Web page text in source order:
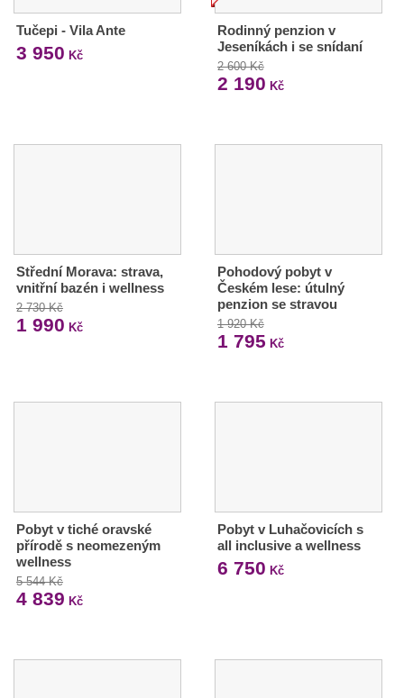
Tučepi - Vila Ante
3 950 Kč
Rodinný penzion v
Jeseníkách i se snídaní
2 600 Kč
2 190 Kč
Střední Morava: strava,
vnitřní bazén i wellness
2 730 Kč
1 990 Kč
Pohodový pobyt v
Českém lese: útulný
penzion se stravou
1 920 Kč
1 795 Kč
Pobyt v tiché oravské
přírodě s neomezeným
wellness
5 544 Kč
4 839 Kč
Pobyt v Luhačovicích s
all inclusive a wellness
6 750 Kč